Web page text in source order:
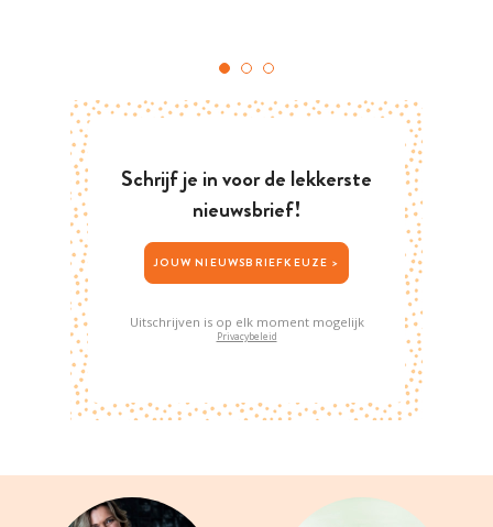
Schrijf je in voor de lekkerste
nieuwsbrief!
JOUW NIEUWSBRIEFKEUZE >
Uitschrijven is op elk moment mogelijk
Privacybeleid